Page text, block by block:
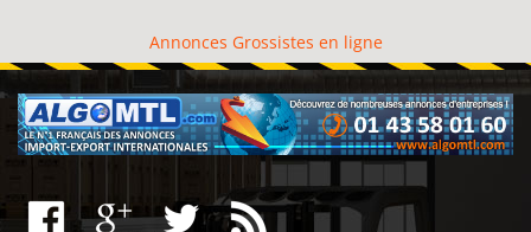
Annonces Grossistes en ligne